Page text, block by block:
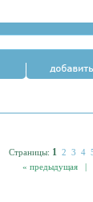
Страницы: 1 2 3 4
« предыдущая |